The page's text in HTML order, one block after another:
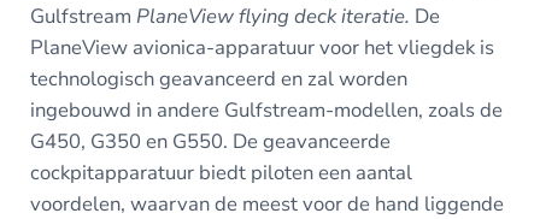
Gulfstream PlaneView flying deck iteratie. De
PlaneView avionica-apparatuur voor het vliegdek is
technologisch geavanceerd en zal worden
ingebouwd in andere Gulfstream-modellen, zoals de
G450, G350 en G550. De geavanceerde
cockpitapparatuur biedt piloten een aantal
voordelen, waarvan de meest voor de hand liggende